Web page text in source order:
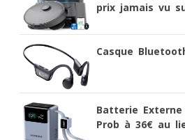
prix jamais vu
Casque
Batterie Externe
Prob à 36€ au